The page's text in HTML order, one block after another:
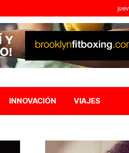
INNOVACIÓN VIAJES